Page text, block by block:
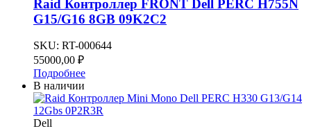
Raid Контроллер FRONT Dell PERC H755N
G15/G16 8GB 09K2C2
SKU: RT-000644
55000,00 ₽
Подробнее
В наличии
Dell